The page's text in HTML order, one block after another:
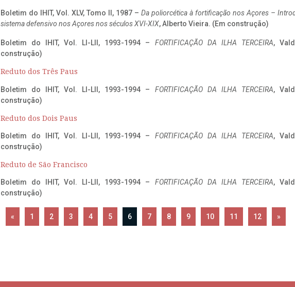
Boletim do IHIT, Vol. XLV, Tomo II, 1987 – Da poliorcética à fortificação nos Açores –
sistema defensivo nos Açores nos séculos XVI-XIX, Alberto Vieira. (Em construção)
Boletim do IHIT, Vol. LI-LII, 1993-1994 – FORTIFICAÇÃO DA ILHA TERCEIRA,
construção)
Reduto dos Três Paus
Boletim do IHIT, Vol. LI-LII, 1993-1994 – FORTIFICAÇÃO DA ILHA TERCEIRA,
construção)
Reduto dos Dois Paus
Boletim do IHIT, Vol. LI-LII, 1993-1994 – FORTIFICAÇÃO DA ILHA TERCEIRA,
construção)
Reduto de São Francisco
Boletim do IHIT, Vol. LI-LII, 1993-1994 – FORTIFICAÇÃO DA ILHA TERCEIRA,
construção)
« 1 2 3 4 5 6 7 8 9 10 11 12 »